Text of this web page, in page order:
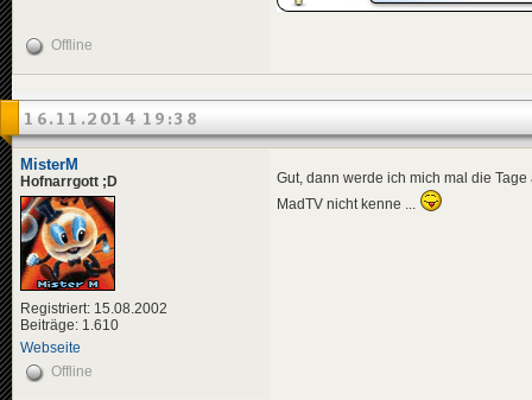
Offline
16.11.2014 19:38
MisterM
Hofnarrgott ;D
Registriert: 15.08.2002
Beiträge: 1.610
Webseite
Gut, dann werde ich mich mal die
MadTV nicht kenne ...
Offline